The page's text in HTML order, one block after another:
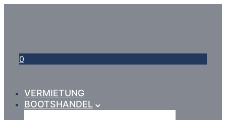
0
VERMIETUNG
BOOTSHANDEL